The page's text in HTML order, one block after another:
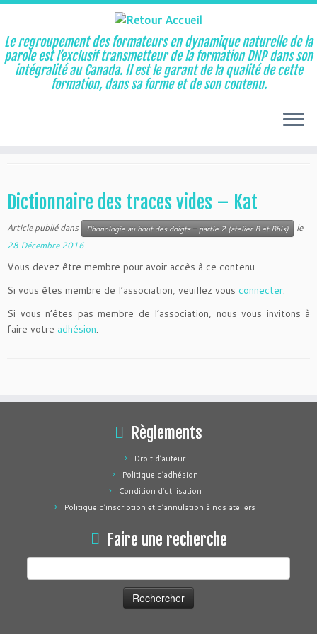
Le regroupement des formateurs en dynamique naturelle de la
parole est l’exclusif transmetteur de la formation DNP dans son
intégralité au Canada. Il est le garant de la qualité de cette
formation, dans sa forme et de son contenu.
Dictionnaire des traces vides – Kat
Article publié dans Phonologie au bout des doigts – partie 2 (atelier B et Bbis)
le
28 Décembre 2016
Vous devez être membre pour avoir accès à ce contenu.
Si vous êtes membre de l’association, veuillez vous connecter.
Si vous n’êtes pas membre de l’association, nous vous invitons à
faire votre adhésion.
Règlements
Droit d’auteur
Politique d’adhésion
Condition d’utilisation
Politique d’inscription et d’annulation à nos ateliers
Faire une recherche